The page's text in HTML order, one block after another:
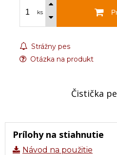
ks
Strážny pes
Otázka na produkt
Čistička
Prílohy na stiahnutie
Návod na použitie